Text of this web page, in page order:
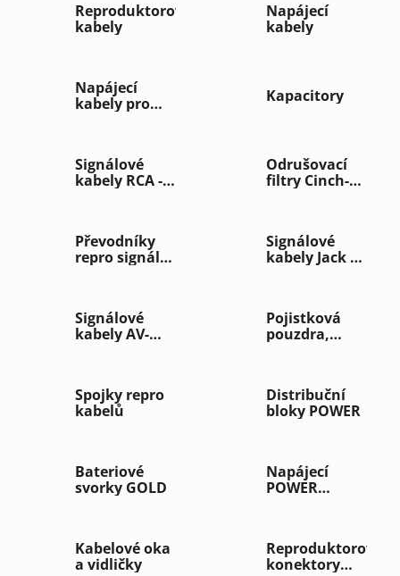
Reproduktorové
kabely
Napájecí
kabely
Napájecí
kabely pro
Kapacitory
Signálové
kabely RCA -
Odrušovací
filtry Cinch-
Převodníky
repro signálu
Signálové
kabely Jack /
Signálové
kabely AV-
Pojistková
pouzdra,
Spojky repro
kabelů
Distribuční
bloky POWER
Bateriové
svorky GOLD
Napájecí
POWER
Kabelové oka
a vidličky
Reproduktorové
konektory